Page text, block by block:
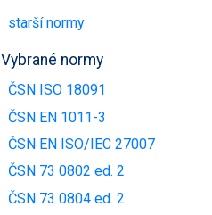
starší normy
Vybrané normy
ČSN ISO 18091
ČSN EN 1011-3
ČSN EN ISO/IEC 27007
ČSN 73 0802 ed. 2
ČSN 73 0804 ed. 2